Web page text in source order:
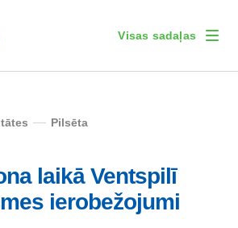
Visas sadaļas
Pilsēta
laikā Ventspilī
ierobežojumi